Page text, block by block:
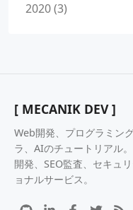
2020 (3)
[ MECANIK DEV ]
Web開発、プログラミン
ラ、AIのチュートリアル
開発、SEO監査、セキュ
ョナルサービス。